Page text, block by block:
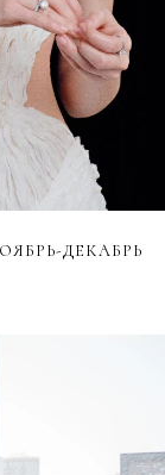
ДЕКАБРЬ